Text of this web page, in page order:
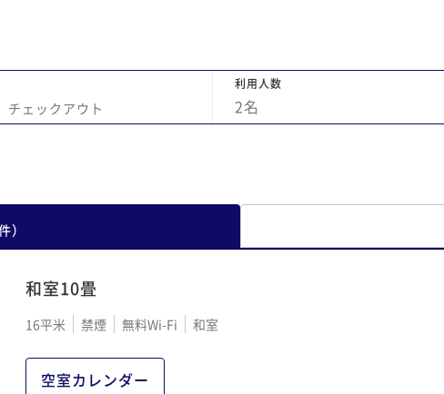
チェックアウト
利用人数
2名
）
和室10畳
16平米 禁煙 無料Wi-Fi 和室
空室カレンダー